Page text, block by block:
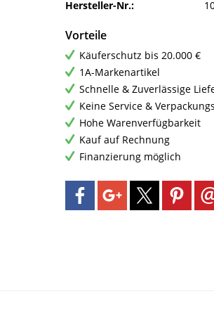
Hersteller-Nr.:
Vorteile
Käuferschutz bis 20.000 €
1A-Markenartikel
Schnelle & Zuverlässige
Keine Service &
Hohe Warenverfügbarkeit
Kauf auf Rechnung
Finanzierung möglich